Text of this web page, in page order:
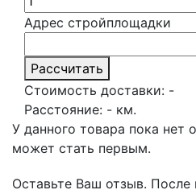
Адрес стройплощадки
Рассчитать
Стоимость доставки: -
Расстояние: - км.
У данного товара пока нет
может стать первым.
Оставьте Ваш отзыв. После